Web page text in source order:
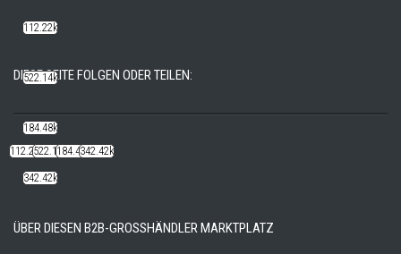
DIESE SEITE FOLGEN ODER TEILEN:
112.22k522.14k184.48k342.42k
ÜBER DIESEN B2B-GROSSHÄNDLER MARKTPLATZ
112.22k
522.14k
184.48k
342.42k